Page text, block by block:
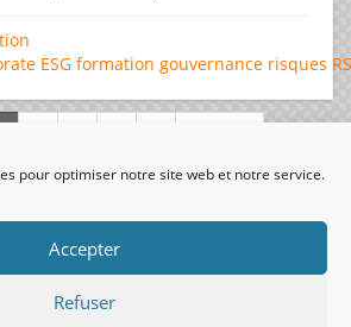
pour optimiser notre site web et notre service.
Accepter
Refuser
ESG formation gouvernance risques